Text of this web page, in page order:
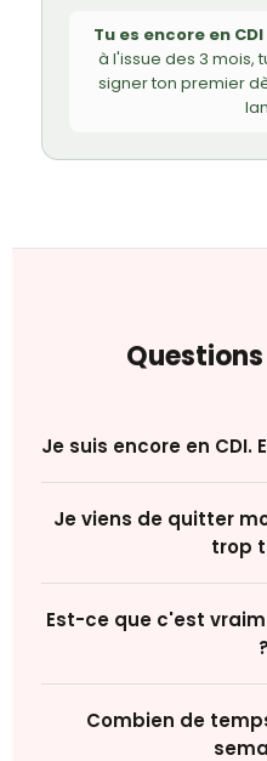
Tu es encore en CDI
à l'issue des 3 mois,
signer ton premier
Je suis encore en CDI.
Je viens de quitter
trop
Est-ce que c'est
?
Combien de